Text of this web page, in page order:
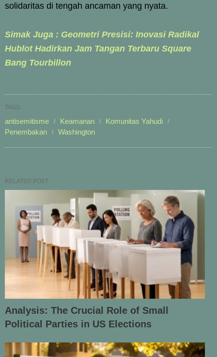
solidaritas di tengah ancaman yang nyata.
Simak Juga : Geometri Presisi: Inovasi Radikal
Hublot Hadirkan Jam Tangan Terbaru Square
Bang Tourbillon
TAGS:
antisemitisme Keamanan
Komunitas Yahudi
Penembakan
Washington
RELATED POST
Analysis: The Crucial Role of Small
Political Parties in US Elections